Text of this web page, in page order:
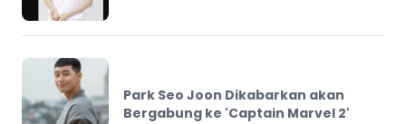
Park Seo Joon Dikabarkan akan
Bergabung ke 'Captain Marvel 2'